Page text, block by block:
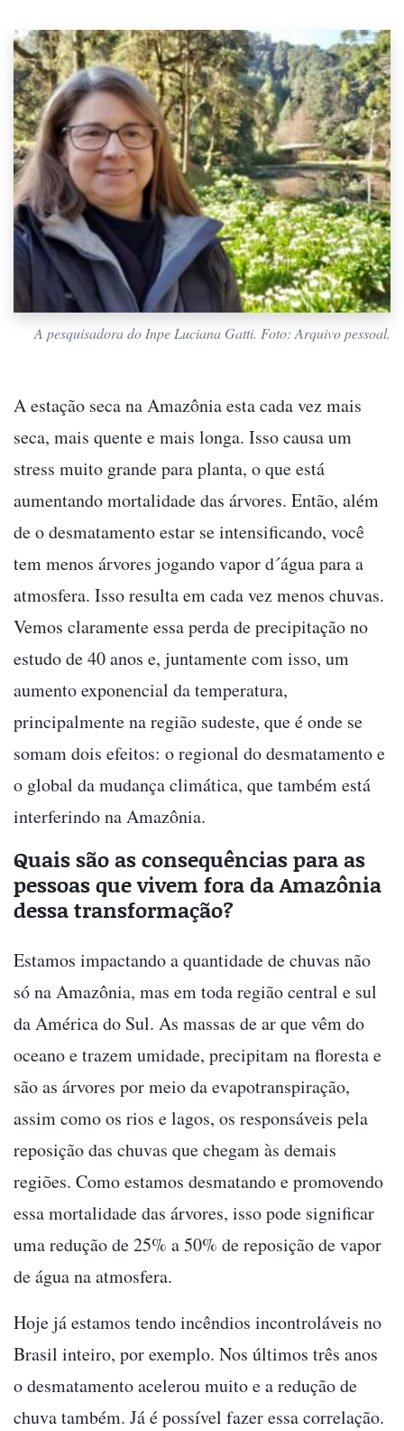
A pesquisadora do Inpe Luciana Gatti. Foto: Arquivo pessoal.
A estação seca na Amazônia esta cada vez mais
seca, mais quente e mais longa. Isso causa um
stress muito grande para planta, o que está
aumentando mortalidade das árvores. Então, além
de o desmatamento estar se intensificando, você
tem menos árvores jogando vapor d´água para a
atmosfera. Isso resulta em cada vez menos chuvas.
Vemos claramente essa perda de precipitação no
estudo de 40 anos e, juntamente com isso, um
aumento exponencial da temperatura,
principalmente na região sudeste, que é onde se
somam dois efeitos: o regional do desmatamento e
o global da mudança climática, que também está
interferindo na Amazônia.
Quais são as consequências para as
pessoas que vivem fora da Amazônia
dessa transformação?
Estamos impactando a quantidade de chuvas não
só na Amazônia, mas em toda região central e sul
da América do Sul. As massas de ar que vêm do
oceano e trazem umidade, precipitam na floresta e
são as árvores por meio da evapotranspiração,
assim como os rios e lagos, os responsáveis pela
reposição das chuvas que chegam às demais
regiões. Como estamos desmatando e promovendo
essa mortalidade das árvores, isso pode significar
uma redução de 25% a 50% de reposição de vapor
de água na atmosfera.
Hoje já estamos tendo incêndios incontroláveis no
Brasil inteiro, por exemplo. Nos últimos três anos
o desmatamento acelerou muito e a redução de
chuva também. Já é possível fazer essa correlação.